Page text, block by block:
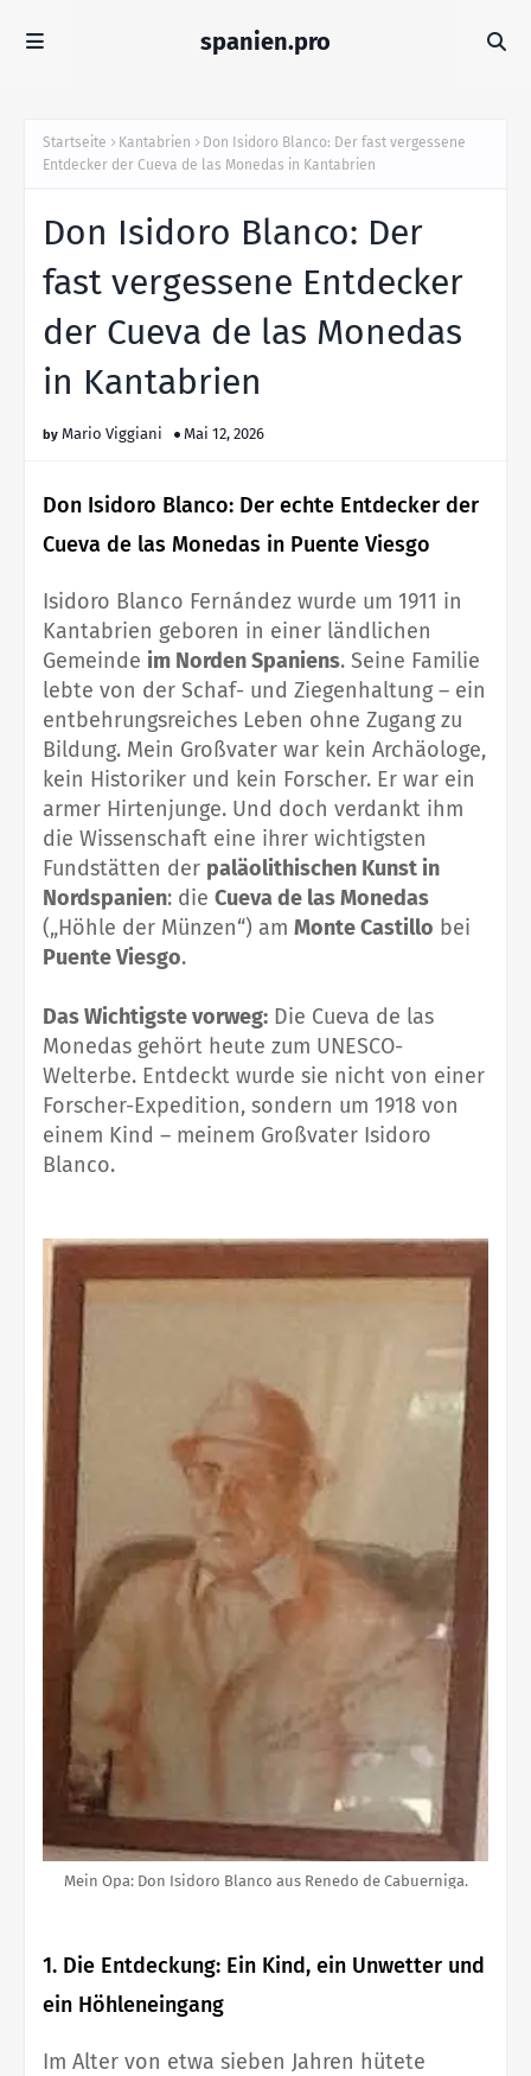
spanien.pro
Startseite Kantabrien
Don Isidoro Blanco: Der fast vergessene
Entdecker der Cueva de las Monedas in Kantabrien
Don Isidoro Blanco: Der
fast vergessene Entdecker
der Cueva de las Monedas
in Kantabrien
Mario Viggiani Mai 12, 2026
Don Isidoro Blanco: Der echte Entdecker der
Cueva de las Monedas in Puente Viesgo
Isidoro Blanco Fernández wurde um 1911 in
Kantabrien geboren in einer ländlichen
Gemeinde im Norden Spaniens. Seine Familie
lebte von der Schaf- und Ziegenhaltung – ein
entbehrungsreiches Leben ohne Zugang zu
Bildung. Mein Großvater war kein Archäologe,
kein Historiker und kein Forscher. Er war ein
armer Hirtenjunge. Und doch verdankt ihm
die Wissenschaft eine ihrer wichtigsten
Fundstätten der paläolithischen Kunst in
Nordspanien: die Cueva de las Monedas
(„Höhle der Münzen“) am Monte Castillo bei
Puente Viesgo.
Das Wichtigste vorweg: Die Cueva de las
Monedas gehört heute zum UNESCO-
Welterbe. Entdeckt wurde sie nicht von einer
Forscher-Expedition, sondern um 1918 von
einem Kind – meinem Großvater Isidoro
Blanco.
Mein Opa: Don Isidoro Blanco aus Renedo de Cabuerniga.
1. Die Entdeckung: Ein Kind, ein Unwetter und
ein Höhleneingang
Im Alter von etwa sieben Jahren hütete